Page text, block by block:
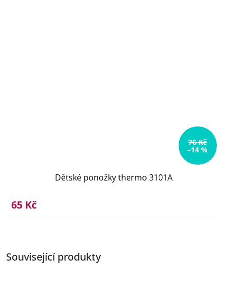
Související produkty
76 Kč
–14 %
Dětské ponožky thermo 3101A
65 Kč